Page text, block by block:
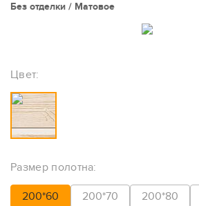
Без отделки / Матовое
Цвет:
Размер полотна:
200*60 200*70 200*80